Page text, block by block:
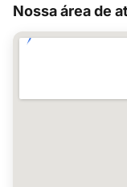
Nossa área de